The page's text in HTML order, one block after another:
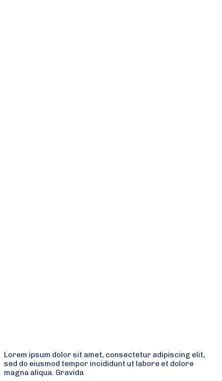
Lorem ipsum dolor sit amet, consectetur adipiscing elit,
sed do eiusmod tempor incididunt ut labore et dolore
magna aliqua. Gravida